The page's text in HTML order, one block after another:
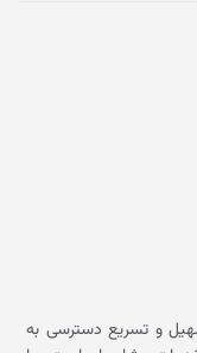
و تسریع دسترسی به